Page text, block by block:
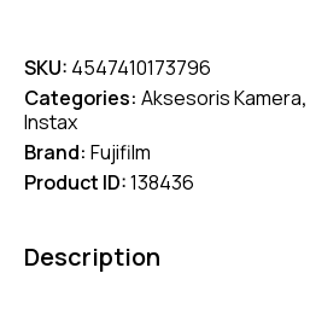
SKU: 4547410173796
Categories: Aksesoris Kamera,
Instax
Brand: Fujifilm
Product ID:138436
Description